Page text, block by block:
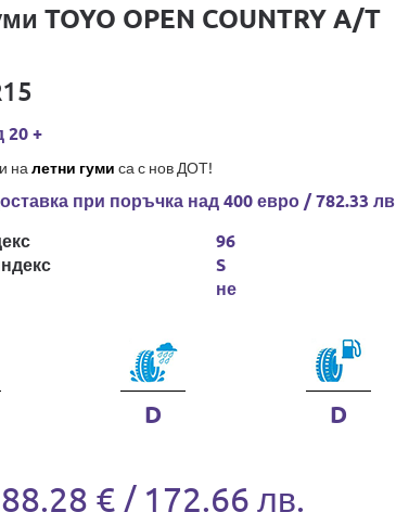
TOYO OPEN COUNTRY A/T
20 +
на летни гуми са с нов ДОТ!
при поръчка над 400 евро / 782.33 лв
96
S
не
D D
88.28 € / 172.66 лв.